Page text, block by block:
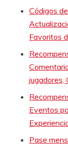
Códigos
Favoritos
jugadores,
Eventos
Pase